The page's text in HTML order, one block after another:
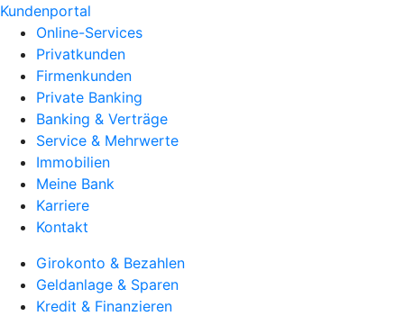
Kundenportal
Online-Services
Privatkunden
Firmenkunden
Private Banking
Banking & Verträge
Service & Mehrwerte
Immobilien
Meine Bank
Karriere
Kontakt
Girokonto & Bezahlen
Geldanlage & Sparen
Kredit & Finanzieren